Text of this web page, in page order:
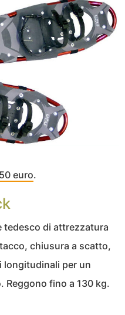
euro.
tedesco di attrezzatura
chiusura a scatto,
longitudinali per un
Reggono fino a 130 kg.